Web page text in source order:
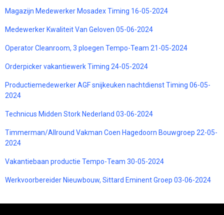
Magazijn Medewerker Mosadex Timing 16-05-2024
Medewerker Kwaliteit Van Geloven 05-06-2024
Operator Cleanroom, 3 ploegen Tempo-Team 21-05-2024
Orderpicker vakantiewerk Timing 24-05-2024
Productiemedewerker AGF snijkeuken nachtdienst Timing 06-05-
2024
Technicus Midden Stork Nederland 03-06-2024
Timmerman/Allround Vakman Coen Hagedoorn Bouwgroep 22-05-
2024
Vakantiebaan productie Tempo-Team 30-05-2024
Werkvoorbereider Nieuwbouw, Sittard Eminent Groep 03-06-2024